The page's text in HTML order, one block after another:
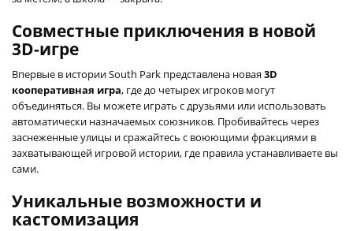
Совместные приключения в новой
3D-игре
Впервые в истории South Park представлена новая 3D
кооперативная игра, где до четырех игроков могут
объединяться. Вы можете играть с друзьями или использовать
автоматически назначаемых союзников. Пробивайтесь через
заснеженные улицы и сражайтесь с воюющими фракциями в
захватывающей игровой истории, где правила устанавливаете вы
сами.
Уникальные возможности и
кастомизация